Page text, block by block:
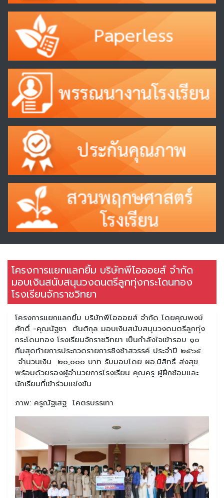
โครงการแยกแลกยิ้ม บริษัทพีโอออยส์ จำกัด
มอบเงินสนับสนุนวงดนตรีลูกทุ่งกระโดนทอง
โรงเรียนจักราชวิทยา
โครงการแยกแลกยิ้ม บริษัทพีโอออยส์ จำกัด โดยคุณพงษ์
ศักดิ์ -คุณนัฐชา ตันติกุล มอบเงินสนับสนุนวงดนตรีลูกทุ่ง
กระโดนทอง โรงเรียนจักราชวิทยา เป็นกำลังใจเข้ารอบ ๑๐
ทีมสุดท้ายการประกวดรายการชิงช้าสวรรค์ ประจำปี ๒๕๖๕
จำนวนเงิน ๒๐,๐๐๐ บาท รับมอบโดย ผอ.นิสิทธิ์ ส่งสุข
พร้อมด้วยรองผู้อำนวยการโรงเรียน คุณครู ผู้ฝึกซ้อมและ
นักเรียนที่เข้าร่วมแข่งขัน
ภาพ: ครูณัฐเสฐ โคตรบรรเทา